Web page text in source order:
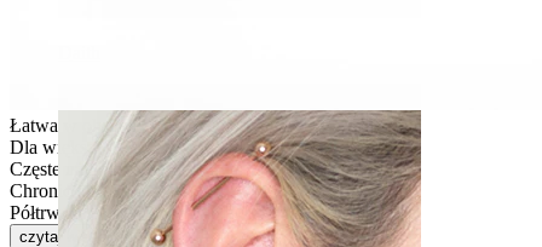
Łatwa w obsłudze
Dla większości rodzajów skóry
Częste użytkowanie
Chronić przed wodą
Półtrwała
czytaj więcej